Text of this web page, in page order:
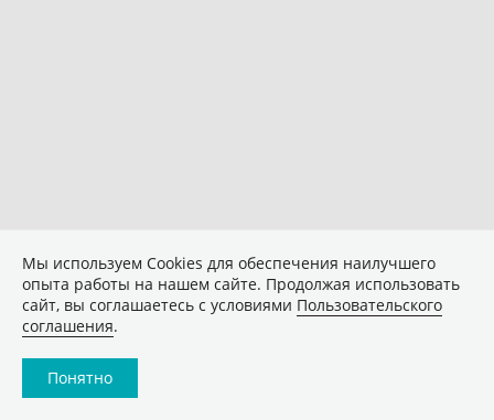
Мы используем Сookies для обеспечения наилучшего
опыта работы на нашем сайте. Продолжая использовать
сайт, вы соглашаетесь с условиями Пользовательского
соглашения.
Понятно